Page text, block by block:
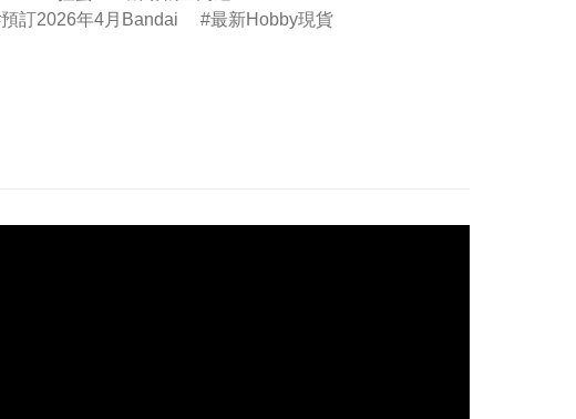
預訂2026年4月Bandai
最新Hobby現貨